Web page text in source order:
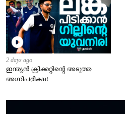
2 days ago
ഇന്ത്യന്‍ ക്രിക്കറ്റിന്റെ അടുത്ത
അഗ്നിപരീക്ഷ!